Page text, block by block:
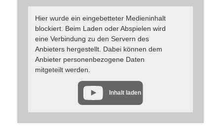
Hier wurde ein eingebetteter Medieninhalt
blockiert. Beim Laden oder Abspielen wird
eine Verbindung zu den Servern des
Anbieters hergestellt. Dabei können dem
Anbieter personenbezogene Daten
mitgeteilt werden.
Inhalt laden